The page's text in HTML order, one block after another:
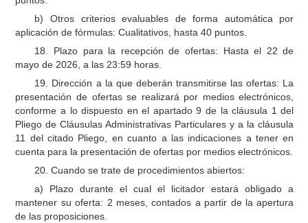
b) Otros criterios evaluables de forma automática por
aplicación de fórmulas: Cualitativos, hasta 40 puntos.
18. Plazo para la recepción de ofertas: Hasta el 22 de
mayo de 2026, a las 23:59 horas.
19. Dirección a la que deberán transmitirse las ofertas: La
presentación de ofertas se realizará por medios electrónicos,
conforme a lo dispuesto en el apartado 9 de la cláusula 1 del
Pliego de Cláusulas Administrativas Particulares y a la cláusula
11 del citado Pliego, en cuanto a las indicaciones a tener en
cuenta para la presentación de ofertas por medios electrónicos.
20. Cuando se trate de procedimientos abiertos:
a) Plazo durante el cual el licitador estará obligado a
mantener su oferta: 2 meses, contados a partir de la apertura
de las proposiciones.